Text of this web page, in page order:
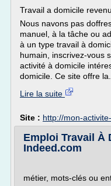
Travail a domicile
Nous navons pas
manuel, à la tâche ou
à un type travail à
humain, inscrivez-vous
activité à domicile
domicile. Ce site offre la...
Lire la suite
Site : http://mon-
Emploi Travail À
Indeed.com
métier, mots-clés ou